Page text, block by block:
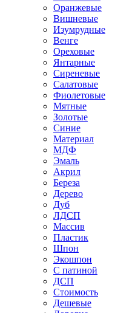
Оранжевые
Вишневые
Изумрудные
Венге
Ореховые
Янтарные
Сиреневые
Салатовые
Фиолетовые
Мятные
Золотые
Синие
Материал
МДФ
Эмаль
Акрил
Береза
Дерево
Дуб
ЛДСП
Массив
Пластик
Шпон
Экошпон
С патиной
ДСП
Стоимость
Дешевые